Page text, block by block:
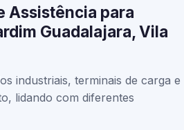
Assistência para
Guadalajara, Vila
industriais, terminais de carga e
lidando com diferentes